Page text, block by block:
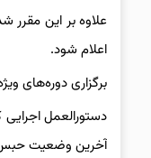
اعلام شود.
برگزاری دوره‌های
آخرین وضعیت حبس،